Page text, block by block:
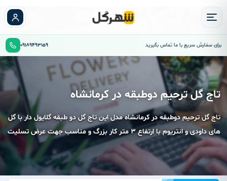
برای سفارش سریع با ما تماس بگیرید 09189493159
تاج گل ترحیم دوطبقه در کرمانشاه
تاج گل ترحیم دوطبقه در کرمانشاه مدل این تاج گل دو طبقه گلایول دار با گل
های داودی و انتریوم با ارتفاع 3 متر کار بزرگ و مناسب جهت عرض تسلیت